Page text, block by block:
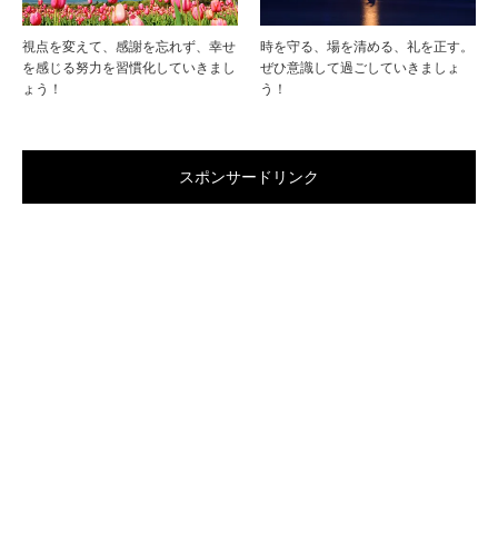
視点を変えて、感謝を忘れず、幸せ
を感じる努力を習慣化していきまし
ょう！
時を守る、場を清める、礼を正す。
ぜひ意識して過ごしていきましょ
う！
スポンサードリンク